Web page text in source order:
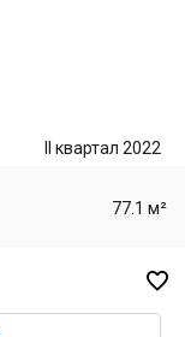
II квартал 2022
77.1 м²
